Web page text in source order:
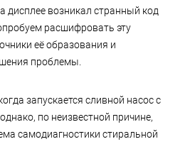
дисплее возникал странный код
расшифровать эту
её образования и
проблемы.
запускается сливной насос с
по неизвестной причине,
самодиагностики стиральной